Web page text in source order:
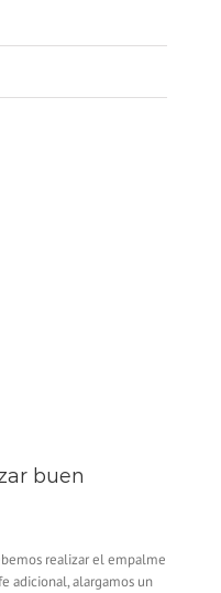
buen
realizar el empalme
adicional, alargamos un